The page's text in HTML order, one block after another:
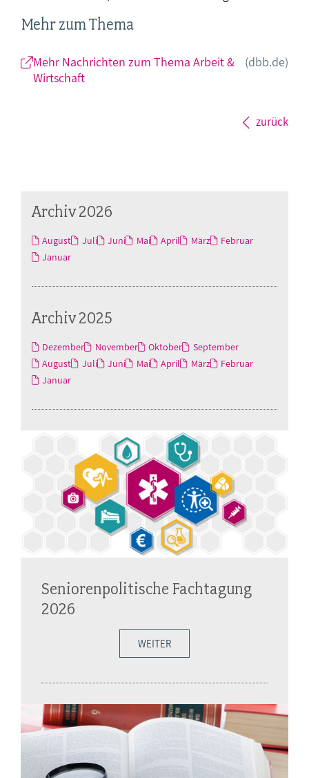
Mehr zum Thema
Mehr Nachrichten zum Thema Arbeit &
Wirtschaft
(dbb.de)
zurück
Archiv 2026
August Juli Juni Mai April März
Februar
Januar
Archiv 2025
Dezember November Oktober
September
August
Juli Juni Mai April März
Februar
Januar
Seniorenpolitische Fachtagung
2026
WEITER